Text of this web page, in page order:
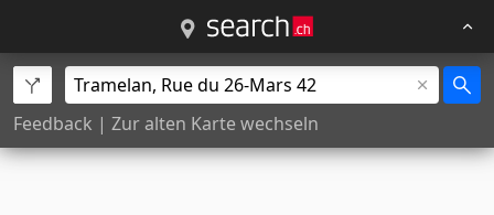
Feedback | Zur alten Karte wechseln